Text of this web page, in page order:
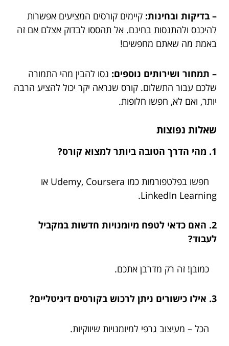
– בדיקות ובחינות: קיימים קורסים המציעים אפשרות
להיכנס ולהתנסות בחינם. אל תהססו לבדוק אצלם אם זה
באמת מה שאתם מחפשים!
– תמחור ושירותים נוספים: נסו להבין מהי התמורה
שלכם עבור התשלום. קורס שנראה יקר יכול להציע הרבה
יותר, ואם לא, חפשו חלופות.
שאלות נפוצות
1. מהי הדרך הטובה ביותר למצוא קורס?
חפשו בפלטפורמות כמו Udemy, Coursera או
LinkedIn Learning.
2. האם כדאי לטפח מיומנויות חדשות במקביל
לעבוד?
כמובן! זה רק מדרבן אתכם.
3. אילו כישורים ניתן לרכוש בקורסים דיגיטליים?
הכל – מעיצוב גרפי למיומנויות שיווקיות.